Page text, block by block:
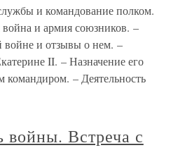
и командование полком.
и армия союзников. –
войне и отзывы о нем. –
II. – Назначение его
– Деятельность
войны. Встреча с